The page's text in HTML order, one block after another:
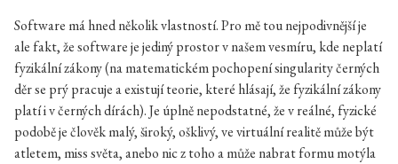
Software má hned několik vlastností. Pro mě tou nejpodivnější je
ale fakt, že software je jediný prostor v našem vesmíru, kde neplatí
fyzikální zákony (na matematickém pochopení singularity černých
děr se prý pracuje a existují teorie, které hlásají, že fyzikální zákony
platí i v černých dírách). Je úplně nepodstatné, že v reálné, fyzické
podobě je člověk malý, široký, ošklivý, ve virtuální realitě může být
atletem, miss světa, anebo nic z toho a může nabrat formu motýla